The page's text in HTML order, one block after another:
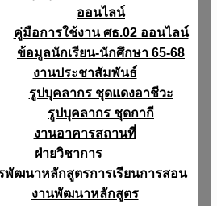
ออนไลน์
คู่มือการใช้งาน ศธ.02 ออนไลน์
ข้อมูลนักเรียน-นักศึกษา 65-68
งานประชาสัมพันธ์
รูปบุคลากร ชุดแดงอาชีวะ
รูปบุคลากร ชุดกากี
งานอาคารสถานที่
ฝ่ายวิชาการ
พัฒนาหลักสูตรการเรียนการสอน
งานพัฒนาหลักสูตร